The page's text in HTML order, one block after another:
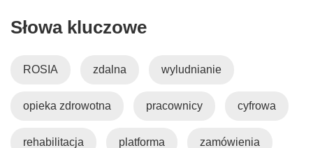
Słowa kluczowe
ROSIA zdalna wyludnianie
opieka zdrowotna pracownicy cyfrowa
rehabilitacja platforma zamówienia